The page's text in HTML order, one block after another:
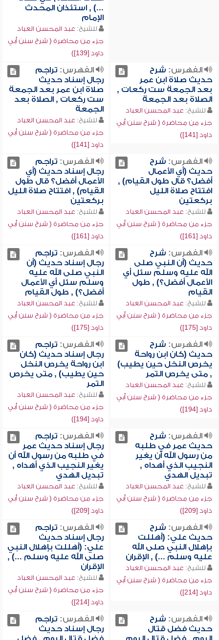
...) , استئذان المحدث
الإمام
للشيخ: عبد المحسن العباد
جزء من محاضرة ( شرح سنن أبي
داود [139])
الفهرس: شرح
حديث صلاة ابن عمر
بعد الجمعة ست ركعات ,
الصلاة بعد الجمعة
للشيخ: عبد المحسن العباد
جزء من محاضرة ( شرح سنن أبي
داود [141])
الفهرس: تراجم
رجال إسناد حديث
صلاة ابن عمر بعد الجمعة
ست ركعات , الصلاة بعد
الجمعة
للشيخ: عبد المحسن العباد
جزء من محاضرة ( شرح سنن أبي
داود [141])
الفهرس: شرح
حديث (أي الأعمال
أفضل؟ قال طول القيام) ,
افتتاح صلاة الليل
بركعتين
للشيخ: عبد المحسن العباد
جزء من محاضرة ( شرح سنن أبي
داود [161])
الفهرس: تراجم
رجال إسناد حديث (أي
الأعمال أفضل؟ قال طول
القيام) , افتتاح صلاة الليل
بركعتين
للشيخ: عبد المحسن العباد
جزء من محاضرة ( شرح سنن أبي
داود [161])
الفهرس: شرح
حديث (أن النبي صلى
الله عليه وسلم سئل أي
الأعمال أفضل؟) , طول
القيام
للشيخ: عبد المحسن العباد
جزء من محاضرة ( شرح سنن أبي
داود [175])
الفهرس: تراجم
رجال إسناد حديث (أن
النبي صلى الله عليه
وسلم سئل أي الأعمال
أفضل؟) , طول القيام
للشيخ: عبد المحسن العباد
جزء من محاضرة ( شرح سنن أبي
داود [175])
الفهرس: شرح
حديث (كان ابن رواحة
يخرص النخل حين يطيب)
, متى يخرص التمر
للشيخ: عبد المحسن العباد
جزء من محاضرة ( شرح سنن أبي
داود [194])
الفهرس: تراجم
رجال إسناد حديث (كان
ابن رواحة يخرص النخل
حين يطيب) , متى يخرص
التمر
للشيخ: عبد المحسن العباد
جزء من محاضرة ( شرح سنن أبي
داود [194])
الفهرس: شرح
حديث عمر في طلبه
من رسول الله أن يغير
النجيب الذي أهداه ,
تبديل الهدي
للشيخ: عبد المحسن العباد
جزء من محاضرة ( شرح سنن أبي
داود [209])
الفهرس: تراجم
رجال إسناد حديث عمر
في طلبه من رسول الله أن
يغير النجيب الذي أهداه ,
تبديل الهدي
للشيخ: عبد المحسن العباد
جزء من محاضرة ( شرح سنن أبي
داود [209])
الفهرس: شرح
حديث علي: (أهللت
بإهلال النبي صلى الله
عليه وسلم ...) , الإقران
للشيخ: عبد المحسن العباد
جزء من محاضرة ( شرح سنن أبي
داود [214])
الفهرس: تراجم
رجال إسناد حديث
علي: (أهللت بإهلال النبي
صلى الله عليه وسلم ...) ,
الإقران
للشيخ: عبد المحسن العباد
جزء من محاضرة ( شرح سنن أبي
داود [214])
الفهرس: شرح
حديث فضل قتال
الفهرس: تراجم
رجال إسناد حديث